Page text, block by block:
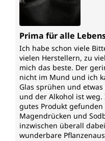
Prima für alle
Ich habe schon viele
vielen Herstellern, zu
mich das beste. Der
nicht im Mund und ich
Glas sprühen und
und der Alkohol ist
gutes Produkt
Magendrücken und
inzwischen überall
wunderbare